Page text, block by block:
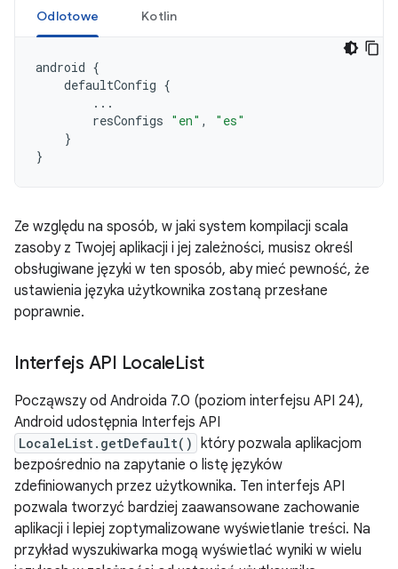
Odlotowe Kotlin
android {
defaultConfig {
...
resConfigs "en" ,
"es"
}
}
Ze względu na sposób, w jaki system kompilacji scala
zasoby z Twojej aplikacji i jej zależności, musisz określ
obsługiwane języki w ten sposób, aby mieć pewność, że
ustawienia języka użytkownika zostaną przesłane
poprawnie.
Interfejs API LocaleList
Począwszy od Androida 7.0 (poziom interfejsu API 24),
Android udostępnia Interfejs API
LocaleList.getDefault() który pozwala aplikacjom
bezpośrednio na zapytanie o listę języków
zdefiniowanych przez użytkownika. Ten interfejs API
pozwala tworzyć bardziej zaawansowane zachowanie
aplikacji i lepiej zoptymalizowane wyświetlanie treści. Na
przykład wyszukiwarka mogą wyświetlać wyniki w wielu